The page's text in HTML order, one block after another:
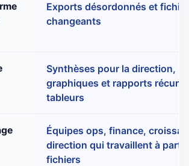
Exports désordonnés et
changeants
Synthèses pour la direction,
graphiques et rapports
tableurs
Équipes ops, finance,
direction qui travaillent à partir
fichiers